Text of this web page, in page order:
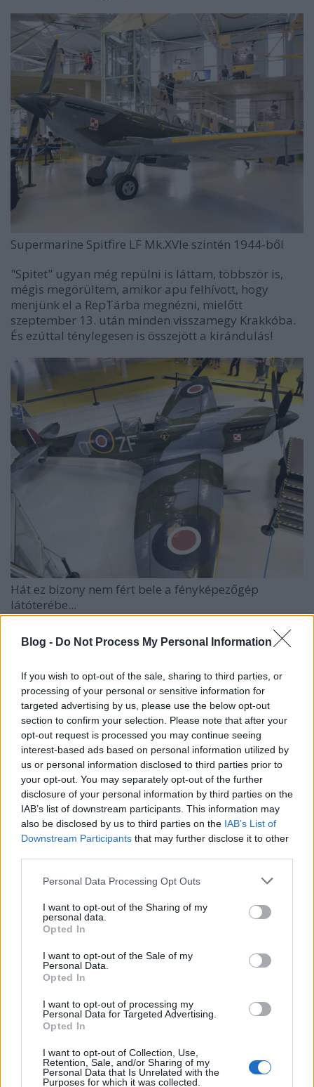
Blog - Do Not Process My Personal Information
If you wish to opt-out of the sale, sharing to third parties, or
processing of your personal or sensitive information for
targeted advertising by us, please use the below opt-out
section to confirm your selection. Please note that after your
opt-out request is processed you may continue seeing
interest-based ads based on personal information utilized by
us or personal information disclosed to third parties prior to
your opt-out. You may separately opt-out of the further
disclosure of your personal information by third parties on the
IAB’s list of downstream participants. This information may
also be disclosed by us to third parties on the IAB’s List of
Downstream Participants that may further disclose it to other
Please note that this website/app uses one or more Google
not limited to your visit or usage behaviour. You may click to
grant or deny consent to Google and its third-party tags to
use your data for below specified purposes in below Google
consent section.
Personal Data Processing Opt Outs
I want to opt-out of the Sharing of my
personal data.
Opted In
I want to opt-out of the Sale of my
Personal Data.
Opted In
I want to opt-out of processing my
Personal Data for Targeted Advertising.
Opted In
I want to opt-out of Collection, Use,
Retention, Sale, and/or Sharing of my
Personal Data that Is Unrelated with the
Purposes for which it was collected.
Supermarine Spitfire LF Mk.XVIe szintén 1944-ből
"Spitet" ugyan még repülni is láttam, többször is,
mégis megörültem, amikor apu felhívott, hogy
menjünk el a RepTárba megnézni, mielőtt
szeptember 13. után minden visszamegy Krakkóba.
És ezúttal ténylegesen is összejött a kirándulás!
Hát ez bizony nem fért bele a fényképezőgép
látóterébe...
A kiállított Spitfire
relatíve kései verzió azokhoz
képest, melyek azAngliai Légicsatábanhíressé tették
modellre,amit '87-ben Prágában kaptam, és aminek
a formájára azóta is emlékszem. Mondjuk a
szárnyvégei nem elliptikusak, hanem le vannak
csapva, de még nemteljes buborékkabinos, és főleg
mégMerlin motorhajtotta (még ha amerikai
gyártmányú is). Gyönyörű vonalú gép, ...
Egy hasonló kép a 109-esről
lehet elmondani, bár ez is remek fegyver volt. A
változatviszonylag kései, ilyeneka Magyar Királyi